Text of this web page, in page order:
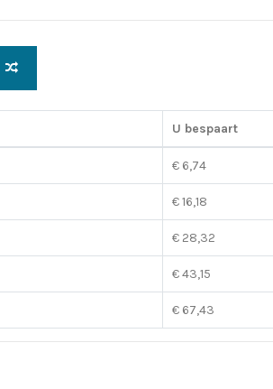
U bespaart
€ 6,74
€ 16,18
€ 28,32
€ 43,15
€ 67,43